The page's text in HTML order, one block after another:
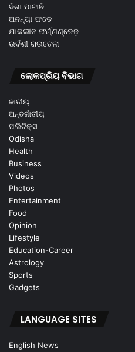
ଦିଶା ପାଟାନି
ଅନନ୍ୟା ପଂଡେ
ଯାକଲୀନ ଫର୍ଣ୍ଣଣ୍ଡେଜ଼
ଉର୍ବଶୀ ରାଉତେଲା
ଲୋକପ୍ରିୟ ବିଭାଗ
ଜାତୀୟ
ଅନ୍ତର୍ଜାତୀୟ
ପଲିଟିକ୍ସ
Odisha
Health
Business
Videos
Photos
Entertainment
Food
Opinion
Lifestyle
Education-Career
Astrology
Sports
Gadgets
LANGUAGE SITES
English News